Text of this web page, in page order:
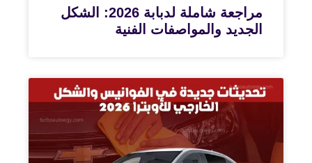
مراجعة شاملة لدبابة 2026: الشكل
الجديد والمواصفات الفنية